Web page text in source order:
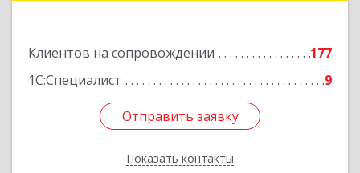
Клиентов на сопровождении
177
1С:Специалист
9
Отправить заявку
Показать контакты
Отправить заявку
Назад